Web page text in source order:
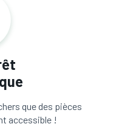
que des pièces
accessible !